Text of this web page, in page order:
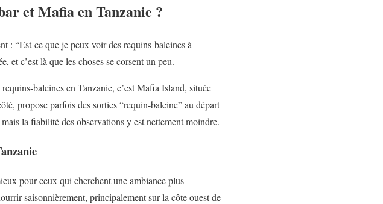
et Mafia en Tanzanie ?
: “Est-ce que je peux voir des requins-baleines à
et c’est là que les choses se corsent un peu.
baleines en Tanzanie, c’est Mafia Island, située
propose parfois des sorties “requin-baleine” au départ
la fiabilité des observations y est nettement moindre.
pour ceux qui cherchent une ambiance plus
saisonnièrement, principalement sur la côte ouest de